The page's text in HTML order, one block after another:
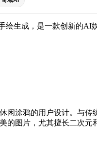
生成，是一款创新的AI
闲涂鸦的用户设计。与
的图片，尤其擅长二次